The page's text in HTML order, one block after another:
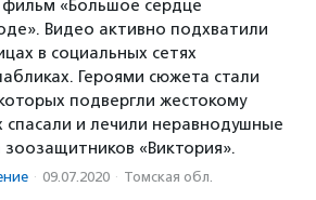
«Большое сердце
Видео активно подхватили
в социальных сетях
Героями сюжета стали
подвергли жестокому
и лечили неравнодушные
«Виктория».
· 09.07.2020 · Томская обл.